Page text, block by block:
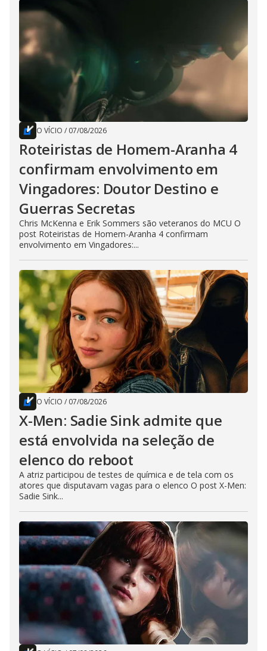
O VÍCIO / 07/08/2026
Roteiristas de Homem-Aranha 4
confirmam envolvimento em
Vingadores: Doutor Destino e
Guerras Secretas
Chris McKenna e Erik Sommers são veteranos do MCU O
post Roteiristas de Homem-Aranha 4 confirmam
envolvimento em Vingadores:...
O VÍCIO / 07/08/2026
X-Men: Sadie Sink admite que
está envolvida na seleção de
elenco do reboot
A atriz participou de testes de química e de tela com os
atores que disputavam vagas para o elenco O post X-Men:
Sadie Sink...